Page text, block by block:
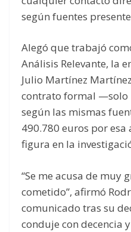
según fuentes
Alegó que trabajó
Análisis Relevante, la
Julio Martínez
contrato formal —solo
según las mismas
490.780 euros por esa
figura en la
“Se me acusa de muy
cometido”, afirmó
comunicado tras su
conduje con decencia